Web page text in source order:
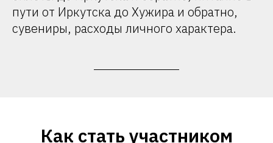
пути от Иркутска до Хужира и обратно,
сувениры, расходы личного характера.
Как стать участником